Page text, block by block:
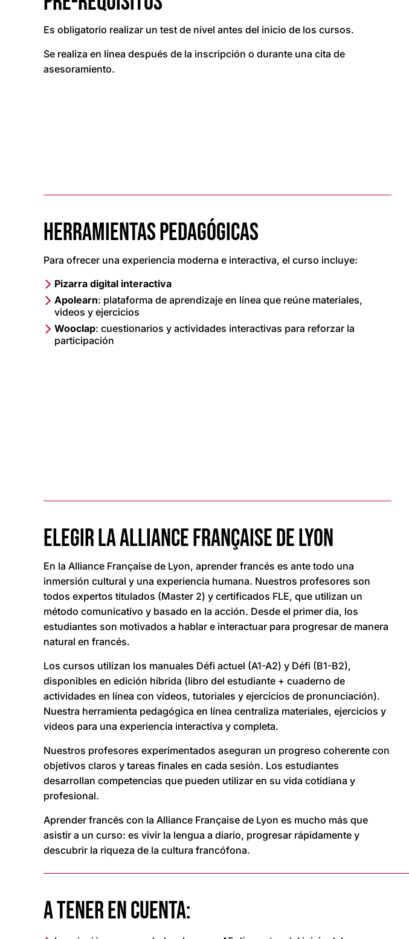
Es obligatorio realizar un test de nivel antes del inicio de los cursos.
Se realiza en línea después de la inscripción o durante una cita de
asesoramiento.
HERRAMIENTAS PEDAGÓGICAS
Para ofrecer una experiencia moderna e interactiva, el curso incluye:
Pizarra digital interactiva
Apolearn: plataforma de aprendizaje en línea que reúne materiales,
videos y ejercicios
Wooclap: cuestionarios y actividades interactivas para reforzar la
participación
ELEGIR LA ALLIANCE FRANÇAISE DE LYON
En la Alliance Française de Lyon, aprender francés es ante todo una
inmersión cultural y una experiencia humana. Nuestros profesores son
todos expertos titulados (Master 2) y certificados FLE, que utilizan un
método comunicativo y basado en la acción. Desde el primer día, los
estudiantes son motivados a hablar e interactuar para progresar de manera
natural en francés.
Los cursos utilizan los manuales Défi actuel (A1-A2) y Défi (B1-B2),
disponibles en edición híbrida (libro del estudiante + cuaderno de
actividades en línea con videos, tutoriales y ejercicios de pronunciación).
Nuestra herramienta pedagógica en línea centraliza materiales, ejercicios y
videos para una experiencia interactiva y completa.
Nuestros profesores experimentados aseguran un progreso coherente con
objetivos claros y tareas finales en cada sesión. Los estudiantes
desarrollan competencias que pueden utilizar en su vida cotidiana y
profesional.
Aprender francés con la Alliance Française de Lyon es mucho más que
asistir a un curso: es vivir la lengua a diario, progresar rápidamente y
descubrir la riqueza de la cultura francófona.
A TENER EN CUENTA: